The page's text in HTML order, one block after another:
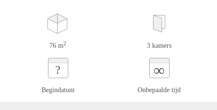
76 m2 3 kamers
?
Begindatum
∞
Onbepaalde tijd